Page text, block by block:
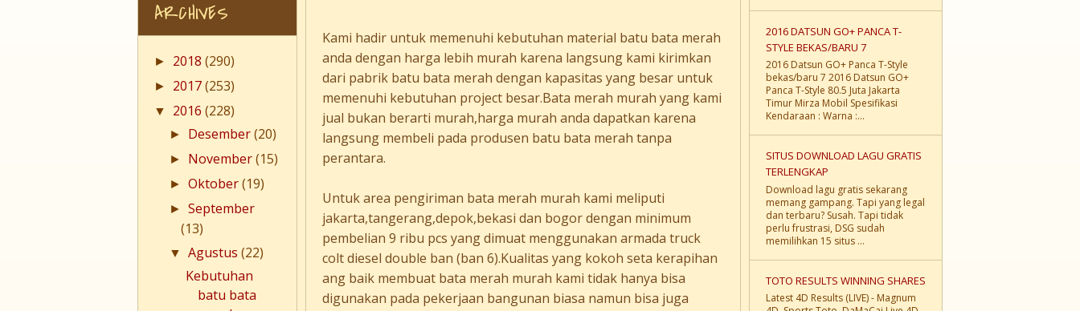
Kami hadir untuk memenuhi kebutuhan material batu bata merah
anda dengan harga lebih murah karena langsung kami kirimkan
dari pabrik batu bata merah dengan kapasitas yang besar untuk
memenuhi kebutuhan project besar.Bata merah murah yang kami
jual bukan berarti murah,harga murah anda dapatkan karena
langsung membeli pada produsen batu bata merah tanpa
perantara.
Untuk area pengiriman bata merah murah kami meliputi
jakarta,tangerang,depok,bekasi dan bogor dengan minimum
pembelian 9 ribu pcs yang dimuat menggunakan armada truck
colt diesel double ban (ban 6).Kualitas yang kokoh seta kerapihan
ang baik membuat bata merah murah kami tidak hanya bisa
digunakan pada pekerjaan bangunan biasa namun bisa juga
ARCHIVES
► 2018 (290)
► 2017(253)
▼ 2016 (228)
► Desember(20)
► November(15)
►Oktober(19)
►September
(13)
▼Agustus(22)
Kebutuhan
batu bata
2016 DATSUN GO+ PANCA T-
STYLE BEKAS/BARU 7
2016 Datsun GO+ Panca T-Style
bekas/baru 7 2016 Datsun GO+
Panca T-Style 80.5 Juta Jakarta
Timur Mirza Mobil Spesifikasi
Kendaraan : Warna :...
SITUS DOWNLOAD LAGU GRATIS
TERLENGKAP
Download lagu gratis sekarang
memang gampang. Tapi yang legal
dan terbaru? Susah. Tapi tidak
perlu frustrasi, DSG sudah
memilihkan 15 situs ...
TOTO RESULTS WINNING SHARES
Latest 4D Results (LIVE) - Magnum